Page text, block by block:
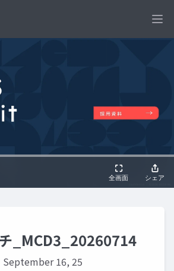
_MCD3_20260714
September 16, 25